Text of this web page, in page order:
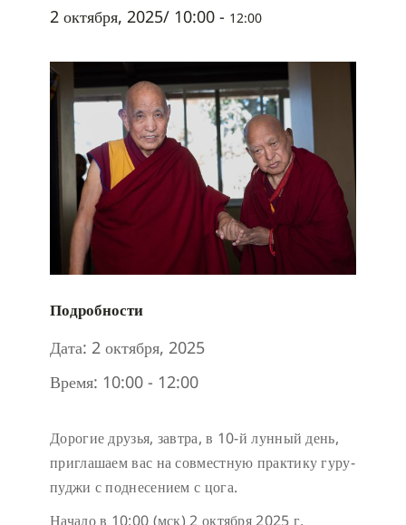
2 октября, 2025/ 10:00 - 12:00
Подробности
Дата: 2 октября, 2025
Время: 10:00 - 12:00
Дорогие друзья, завтра, в 10-й лунный день,
приглашаем вас на совместную практику гуру-
пуджи с поднесением с цога.
Начало в 10:00 (мск) 2 октября 2025 г.